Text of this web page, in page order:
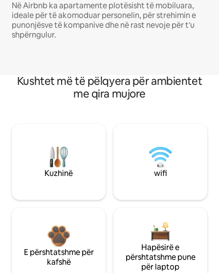
Në Airbnb ka apartamente plotësisht të mobiluara,
ideale për të akomoduar personelin, për strehimin e
punonjësve të kompanive dhe në rast nevoje për t'u
shpërngulur.
Kushtet më të pëlqyera për ambientet
me qira mujore
Kuzhinë wifi
E përshtatshme për
kafshë
Hapësirë e
përshtatshme pune
për laptop